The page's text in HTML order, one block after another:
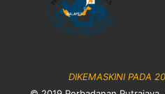
DIKEMASKINI PADA